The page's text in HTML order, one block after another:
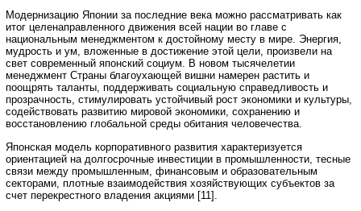
Модернизацию Японии за последние века можно рассматривать как
итог целенаправленного движения всей нации во главе с
национальным менеджментом к достойному месту в мире. Энергия,
мудрость и ум, вложенные в достижение этой цели, произвели на
свет современный японский социум. В новом тысячелетии
менеджмент Страны благоухающей вишни намерен растить и
поощрять таланты, поддерживать социальную справедливость и
прозрачность, стимулировать устойчивый рост экономики и культуры,
содействовать развитию мировой экономики, сохранению и
восстановлению глобальной среды обитания человечества.
Японская модель корпоративного развития характеризуется
ориентацией на долгосрочные инвестиции в промышленности, тесные
связи между промышленным, финансовым и образовательным
секторами, плотные взаимодействия хозяйствующих субъектов за
счет перекрестного владения акциями [11].